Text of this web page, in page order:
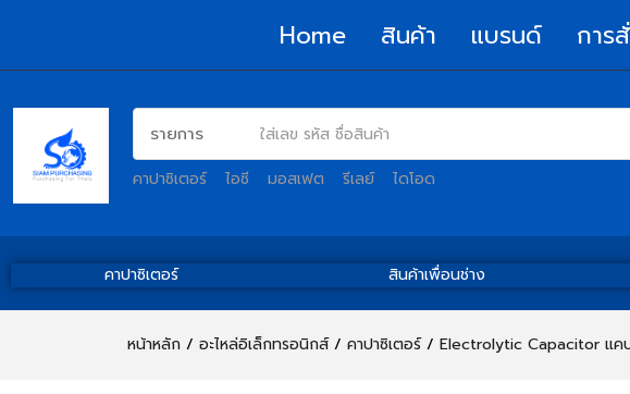
Home สินค้า แบรนด์ การ
คาปาซิเตอร์ ไอซี มอสเฟต รีเลย์ ไดโอด
คาปาซิเตอร์ สินค้าเพื่อนช่าง
หน้าหลัก อะไหล่อิเล็กทรอนิกส์ คาปาซิเตอร์ Electrolytic Capacitor แค